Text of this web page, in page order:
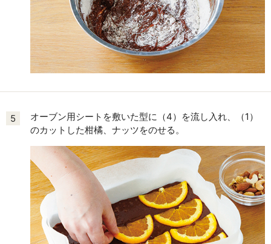
5
オーブン用シートを敷いた型に（4）を流し入れ、（1）
のカットした柑橘、ナッツをのせる。